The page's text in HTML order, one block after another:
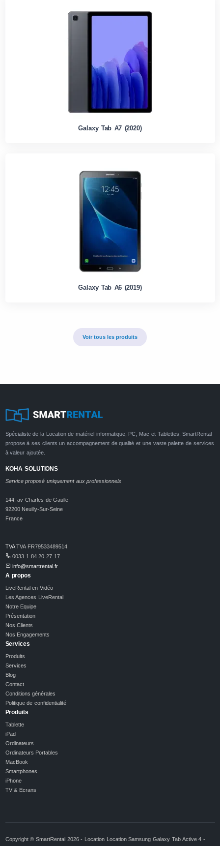
Galaxy Tab A7 (2020)
Galaxy Tab A6 (2019)
Voir tous les produits
Spécialiste de la Location de matériel informatique, PC, Mac et Tablettes, SmartRental
propose à ses clients un accompagnement de qualité et une vaste palette de services
à valeur ajoutée.
KOHA SOLUTIONS
Service proposé uniquement aux professionnels
144, av Charles de Gaulle
92200 Neuilly-Sur-Seine
France
TVATVA FR79533489514
0033 1 84 20 27 17
info@smartrental.fr
A propos
LiveRental en Vidéo
Les Agences LiveRental
Notre Equipe
Présentation
Nos Clients
Nos Engagements
Services
Produits
Services
Blog
Contact
Conditions générales
Politique de confidentialité
Produits
Tablette
iPad
Ordinateurs
Ordinateurs Portables
MacBook
Smartphones
iPhone
TV & Ecrans
Copyright © SmartRental 2026 - Location Location Samsung Galaxy Tab Active 4 -